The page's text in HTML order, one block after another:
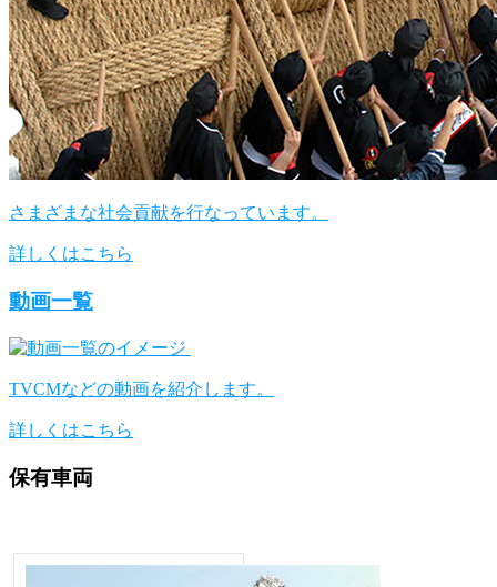
さまざまな社会貢献を行なっています。
詳しくはこちら
動画一覧
TVCMなどの動画を紹介します。
詳しくはこちら
保有車両